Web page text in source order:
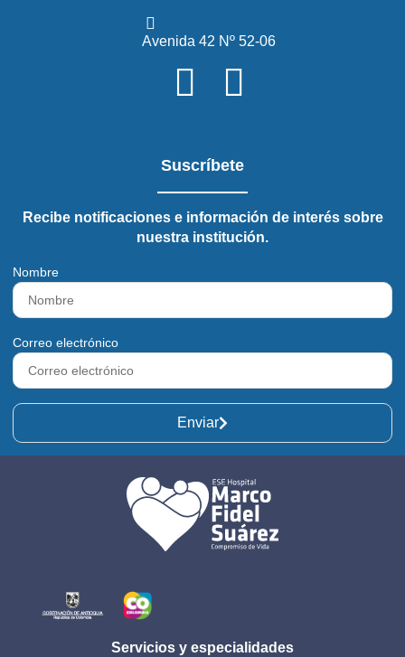
Avenida 42 Nº 52-06
Suscríbete
Recibe notificaciones e información de interés sobre
nuestra institución.
Nombre
Correo electrónico
Enviar
Servicios y especialidades